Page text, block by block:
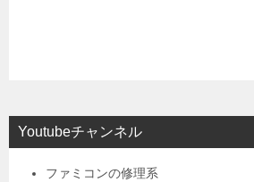
Youtubeチャンネル
ファミコンの修理系